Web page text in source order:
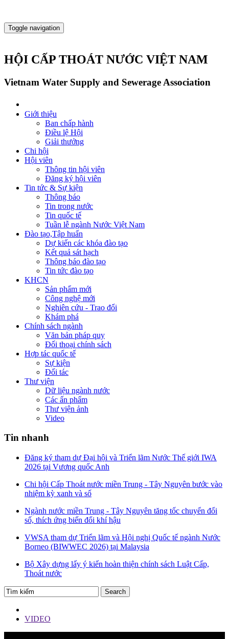
Toggle navigation
HỘI CẤP THOÁT NƯỚC VIỆT NAM
Vietnam Water Supply and Sewerage Association
Giới thiệu
Ban chấp hành
Điều lệ Hội
Giải thưởng
Chi hội
Hội viên
Thông tin hội viên
Đăng ký hội viên
Tin tức & Sự kiện
Thông báo
Tin trong nước
Tin quốc tế
Tuần lễ ngành Nước Việt Nam
Đào tạo,Tập huấn
Dự kiến các khóa đào tạo
Kết quả sát hạch
Thông báo đào tạo
Tin tức đào tạo
KHCN
Sản phẩm mới
Công nghệ mới
Nghiên cứu - Trao đổi
Khám phá
Chính sách ngành
Văn bản pháp quy
Đối thoại chính sách
Hợp tác quốc tế
Sự kiện
Đối tác
Thư viện
Dữ liệu ngành nước
Các ấn phẩm
Thư viện ảnh
Video
Tin nhanh
Đăng ký tham dự Đại hội và Triển lãm Nước Thế giới IWA
2026 tại Vương quốc Anh
Chi hội Cấp Thoát nước miền Trung - Tây Nguyên bước vào
nhiệm kỳ xanh và số
Ngành nước miền Trung - Tây Nguyên tăng tốc chuyển đổi
số, thích ứng biến đổi khí hậu
VWSA tham dự Triển lãm và Hội nghị Quốc tế ngành Nước
Borneo (BIWWEC 2026) tại Malaysia
Bộ Xây dựng lấy ý kiến hoàn thiện chính sách Luật Cấp,
Thoát nước
VIDEO